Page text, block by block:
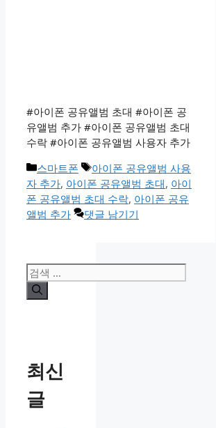
#아이폰 공유앨범 초대 #아이폰 공
유앨범 추가 #아이폰 공유앨범 초대
수락 #아이폰 공유앨범 사용자 추가
카
테
고
리
스마트폰
태
그
아이폰 공유앨범 사용
자 추가, 아이폰 공유앨범 초대, 아이
폰 공유앨범 초대 수락, 아이폰 공유
앨범 추가
댓글 남기기
검
색:
최신
글